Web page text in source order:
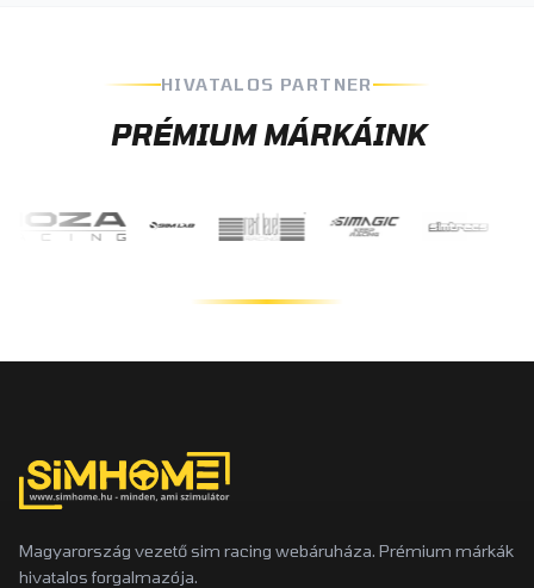
HIVATALOS PARTNER
PRÉMIUM MÁRKÁINK
Magyarország vezető sim racing webáruháza. Prémium márkák
hivatalos forgalmazója.